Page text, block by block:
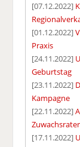
[07.12.2022]
[01.12.2022]
Praxis
[24.11.2022]
Geburtstag
[23.11.2022]
Kampagne
[22.11.2022]
[17.11.2022]